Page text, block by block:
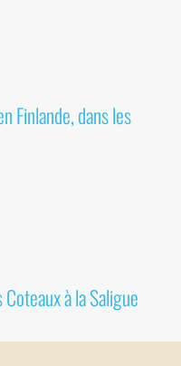
Finlande, dans les
à la Saligue